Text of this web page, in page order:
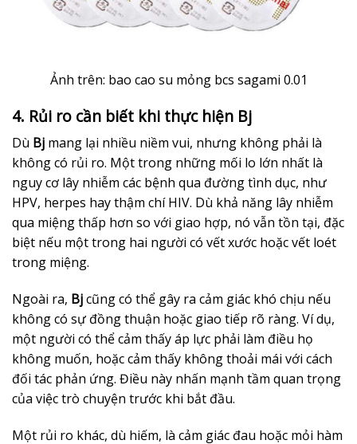
Ảnh trên: bao cao su mỏng bcs sagami 0.01
4. Rủi ro cần biết khi thực hiện Bj
Dù Bj mang lại nhiều niềm vui, nhưng không phải là
không có rủi ro. Một trong những mối lo lớn nhất là
nguy cơ lây nhiễm các bệnh qua đường tình dục, như
HPV, herpes hay thậm chí HIV. Dù khả năng lây nhiễm
qua miệng thấp hơn so với giao hợp, nó vẫn tồn tại, đặc
biệt nếu một trong hai người có vết xước hoặc vết loét
trong miệng.
Ngoài ra, Bjcũng có thể gây ra cảm giác khó chịu nếu
không có sự đồng thuận hoặc giao tiếp rõ ràng. Ví dụ,
một người có thể cảm thấy áp lực phải làm điều họ
không muốn, hoặc cảm thấy không thoải mái với cách
đối tác phản ứng. Điều này nhấn mạnh tầm quan trọng
của việc trò chuyện trước khi bắt đầu.
Một rủi ro khác, dù hiếm, là cảm giác đau hoặc mỏi hàm